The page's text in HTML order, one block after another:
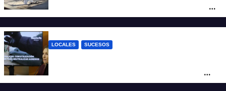
tendida sobre la calzada
LOCALES SUCESOS
con un arma blanca en la ruta 168